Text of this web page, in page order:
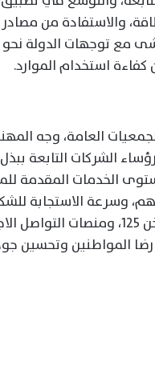
والاستفادة من
مع توجهات الدولة نحو
استخدام الموارد.
العامة، وجه
الشركات التابعة
الخدمات المقدمة
وسرعة الاستجابة
من خلال الخط الساخن 125، ومنصات
المواطنين وتحسين